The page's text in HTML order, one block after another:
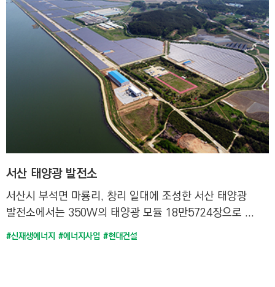
서산 태양광 발전소
서산시 부석면 마룡리, 창리 일대에 조성한 서산 태양광
발전소에서는 350W의 태양광 모듈 18만5724장으로 ...
#신재생에너지 #에너지사업 #현대건설